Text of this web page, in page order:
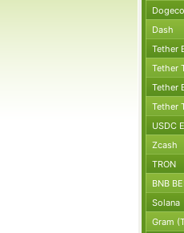
Dash
Tether
Tether
Tether
Tether
USDC
Zcash
TRON
BNB
Solana
Gram